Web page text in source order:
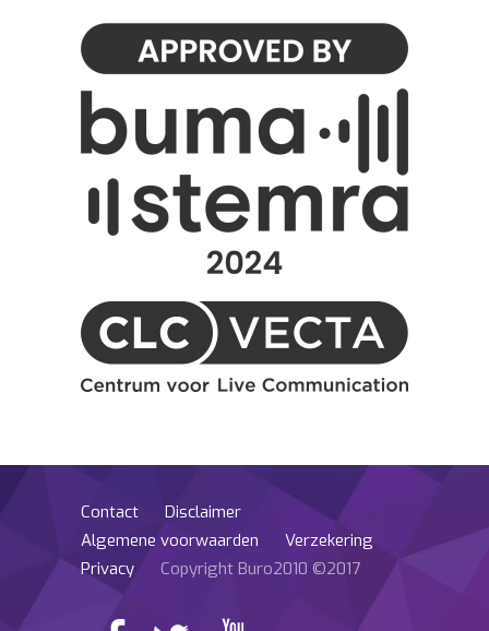
Contact
Disclaimer
Algemene voorwaarden
Verzekering
Privacy
Copyright Buro2010 ©2017